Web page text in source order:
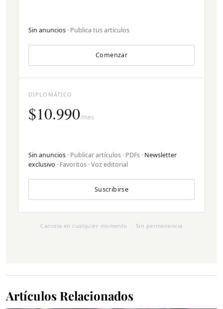
Sin anuncios · Publica tus artículos
Comenzar
DIPLOMÁTICO
$10.990/mes
Sin anuncios · Publicar artículos · PDFs · Newsletter
exclusivo · Favoritos · Voz editorial
Suscribirse
Cancela en cualquier momento · Sin permanencia
Artículos Relacionados